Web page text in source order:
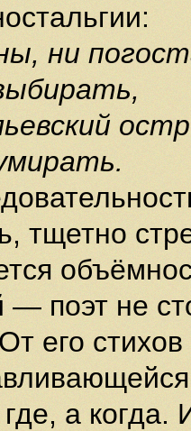
ни
тщетно
— поэт не
его
а когда.